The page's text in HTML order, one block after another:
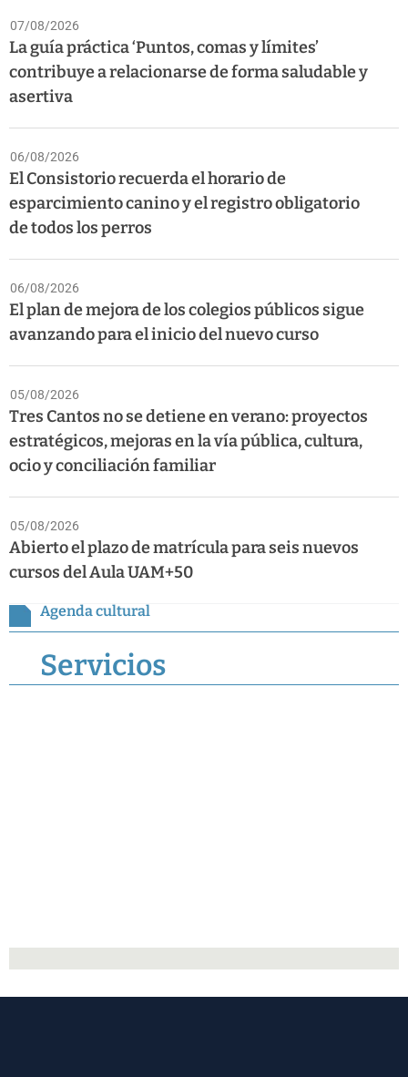
07/08/2026
La guía práctica ‘Puntos, comas y límites’
contribuye a relacionarse de forma saludable y
asertiva
06/08/2026
El Consistorio recuerda el horario de
esparcimiento canino y el registro obligatorio
de todos los perros
06/08/2026
El plan de mejora de los colegios públicos sigue
avanzando para el inicio del nuevo curso
05/08/2026
Tres Cantos no se detiene en verano: proyectos
estratégicos, mejoras en la vía pública, cultura,
ocio y conciliación familiar
05/08/2026
Abierto el plazo de matrícula para seis nuevos
cursos del Aula UAM+50
Agenda cultural
Servicios